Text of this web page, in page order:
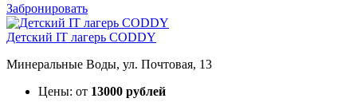
Забронировать
Детский IT лагерь CODDY
Минеральные Воды, ул. Почтовая, 13
Цены: от 13000 рублей